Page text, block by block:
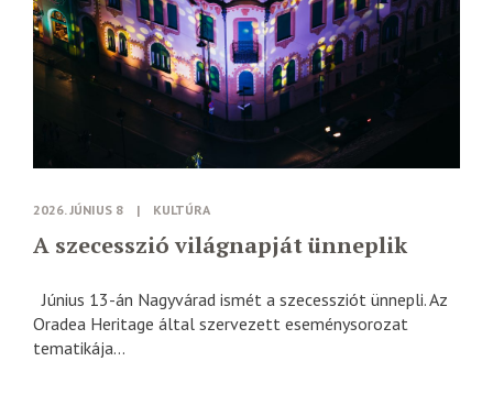
2026. JÚNIUS 8 | KULTÚRA
A szecesszió világnapját ünneplik
Június 13-án Nagyvárad ismét a szecessziót ünnepli. Az
Oradea Heritage által szervezett eseménysorozat
tematikája...